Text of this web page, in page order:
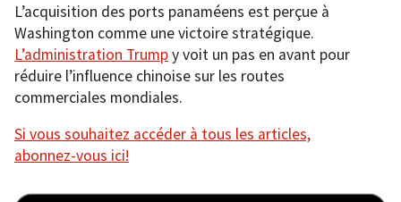
L’acquisition des ports panaméens est perçue à
Washington comme une victoire stratégique.
L’administration Trumpy voit un pas en avant pour
réduire l’influence chinoise sur les routes
commerciales mondiales.
Si vous souhaitez accéder à tous les articles,
abonnez-vous ici!